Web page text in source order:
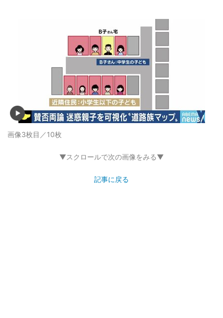
画像3枚目／10枚
▼スクロールで次の画像をみる▼
記事に戻る